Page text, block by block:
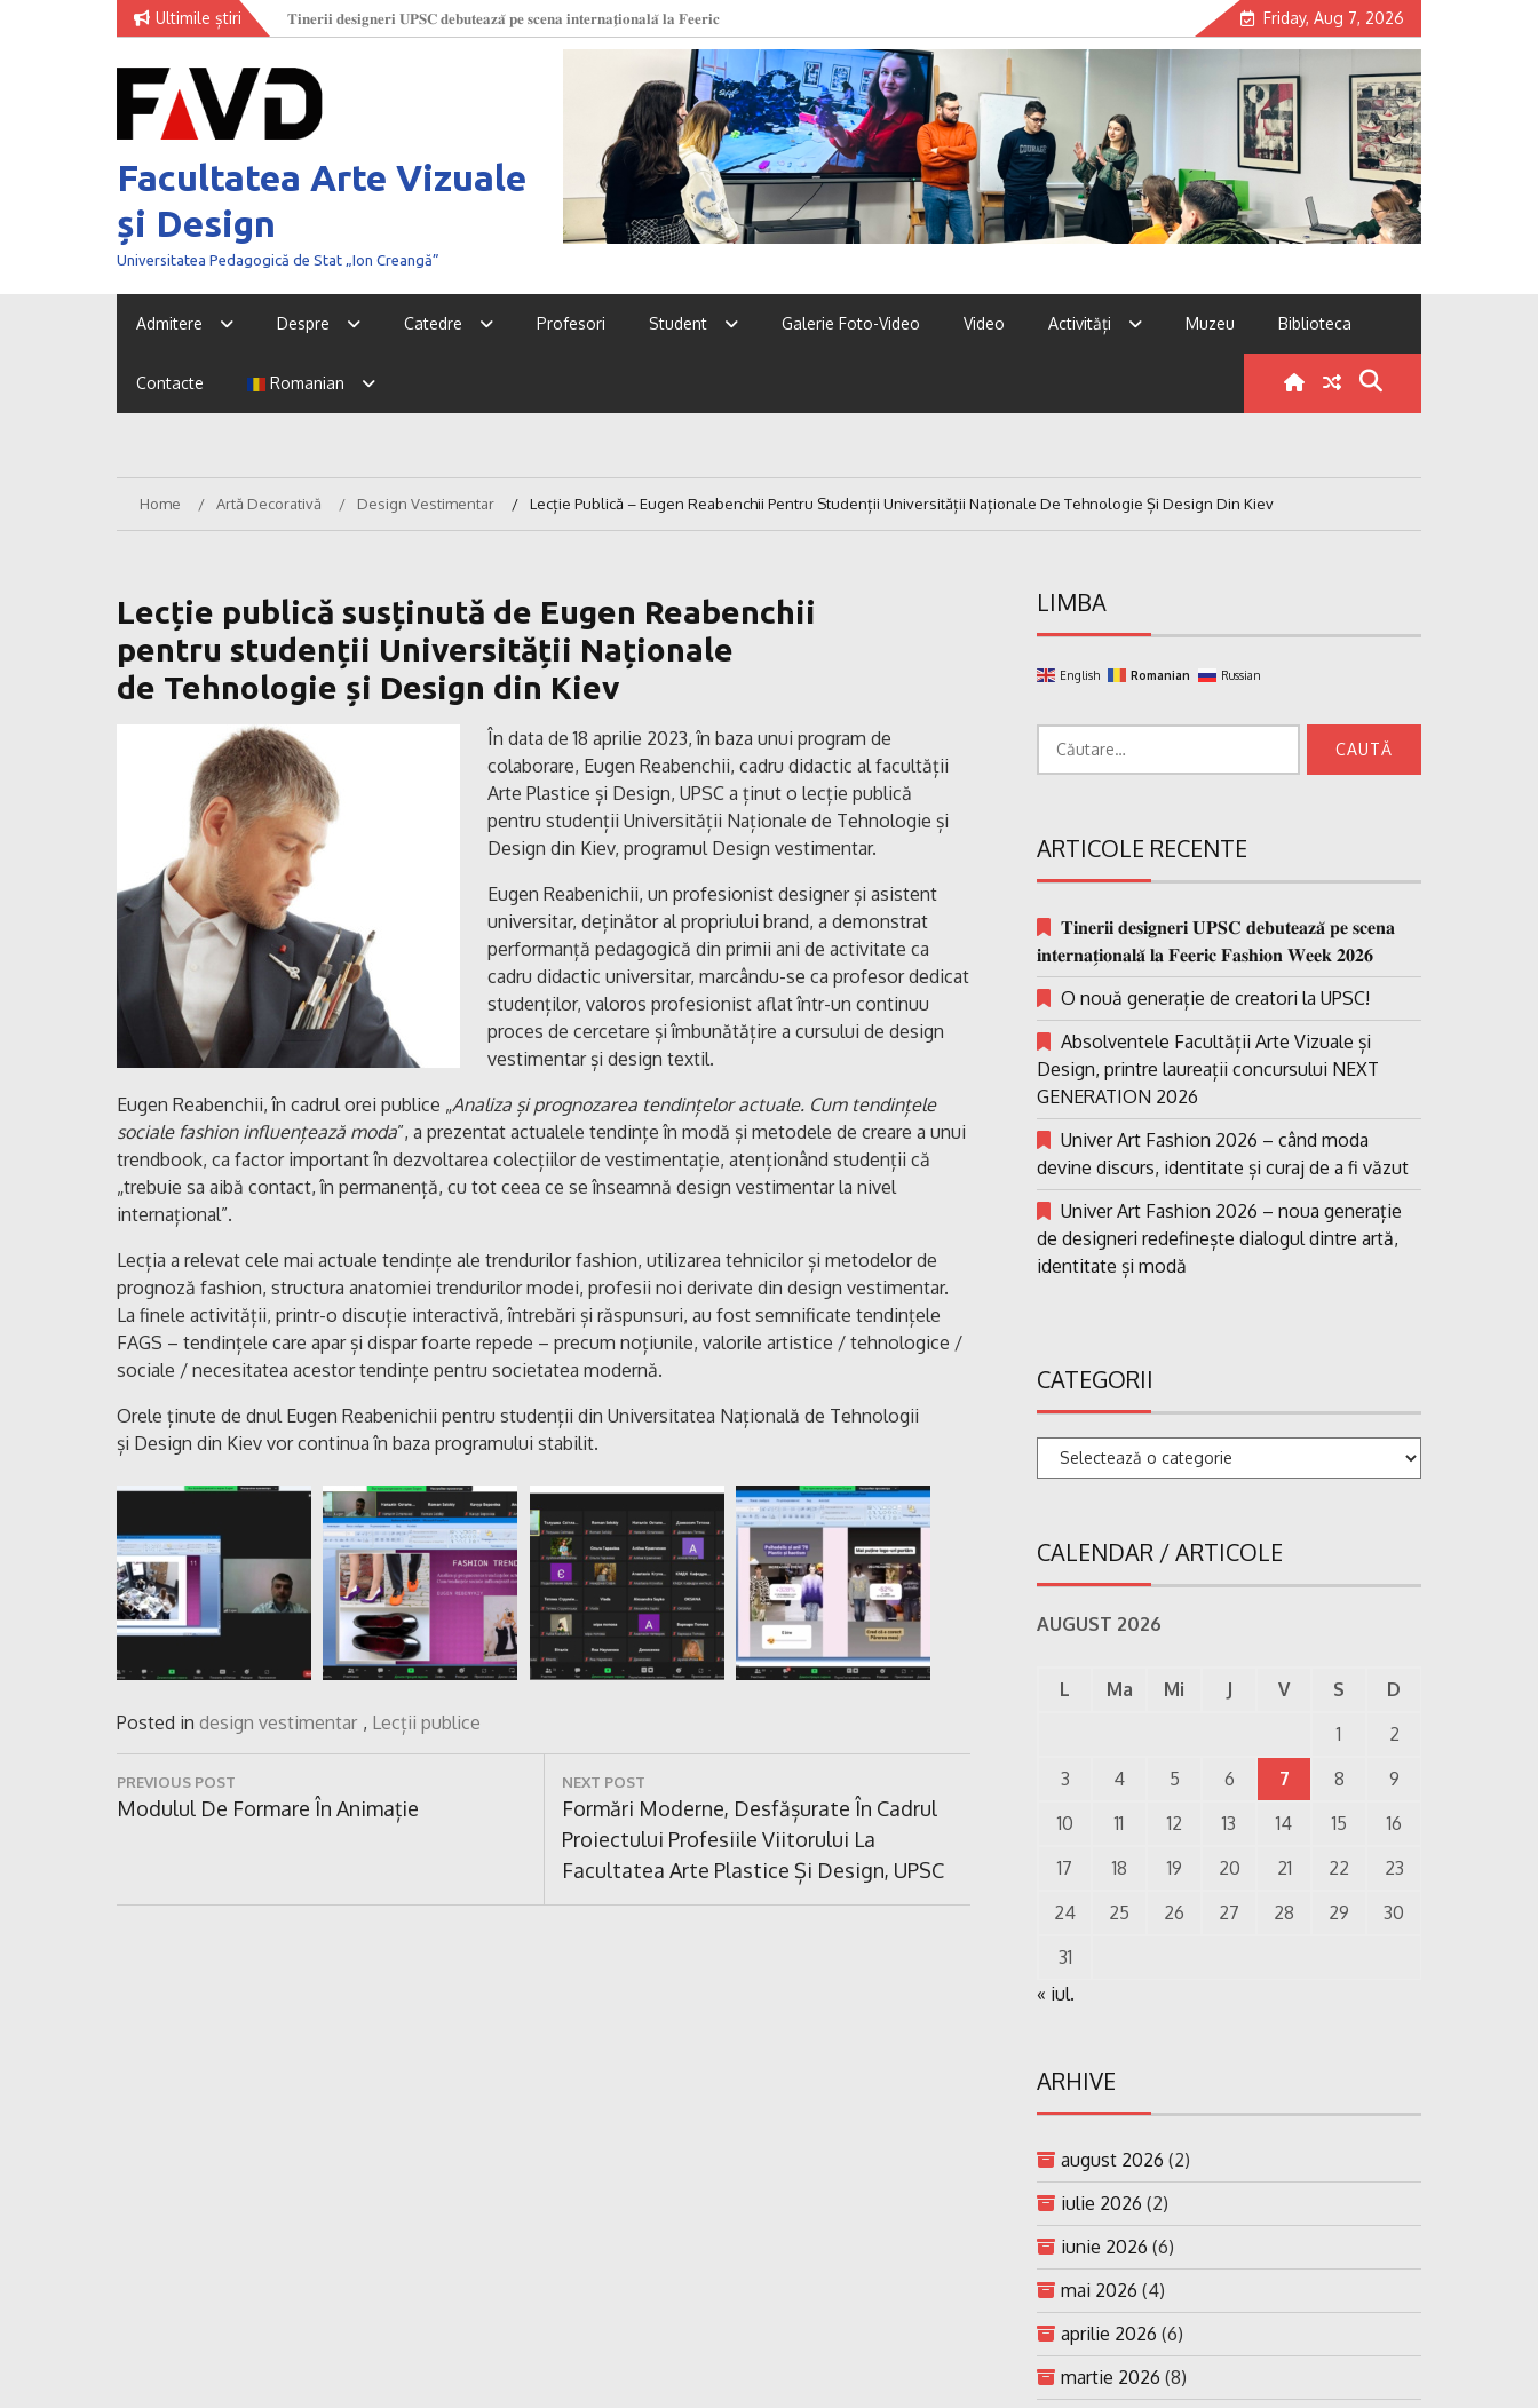
Ultimile știri
𝐓𝐢𝐧𝐞𝐫𝐢𝐢 𝐝𝐞𝐬𝐢𝐠𝐧𝐞𝐫𝐢 𝐔𝐏𝐒𝐂 𝐝𝐞𝐛𝐮𝐭𝐞𝐚𝐳𝐚̆ 𝐩𝐞 𝐬𝐜𝐞𝐧𝐚 𝐢𝐧𝐭𝐞𝐫𝐧𝐚𝐭̗𝐢𝐨𝐧𝐚𝐥𝐚̆ 𝐥𝐚 𝐅𝐞𝐞𝐫𝐢𝐜
𝐅𝐚𝐬𝐡𝐢𝐨𝐧 𝐖𝐞𝐞𝐤 𝟐𝟎𝟐𝟔
O nouă generație de creatori la UPSC! Friday, Aug 7, 2026
Facultatea Arte Vizuale
și Design
Universitatea Pedagogică de Stat „Ion Creangă”
Admitere Despre Catedre Profesori Student Galerie Foto-Video Video Activități Muzeu Biblioteca
Contacte Romanian
Home Artă Decorativă Design Vestimentar Lecție Publică – Eugen Reabenchii Pentru Studenții Universității Naționale De Tehnologie Și Design Din Kiev
Lecție publică susținută de Eugen Reabenchii
pentru studenții Universității Naționale
de Tehnologie și Design din Kiev
În data de 18 aprilie 2023, în baza unui program de
colaborare, Eugen Reabenchii, cadru didactic al facultății
Arte Plastice și Design, UPSC a ținut o lecție publică
pentru studenții Universității Naționale de Tehnologie și
Design din Kiev, programul Design vestimentar.
Eugen Reabenichii, un profesionist designer și asistent
universitar, deținător al propriului brand, a demonstrat
performanță pedagogică din primii ani de activitate ca
cadru didactic universitar, marcându-se ca profesor dedicat
studenților, valoros profesionist aflat într-un continuu
proces de cercetare și îmbunătățire a cursului de design
vestimentar și design textil.
Eugen Reabenchii, în cadrul orei publice „Analiza și prognozarea tendințelor actuale. Cum tendințele
sociale fashion influențează moda”, a prezentat actualele tendințe în modă și metodele de creare a unui
trendbook, ca factor important în dezvoltarea colecțiilor de vestimentație, atenționând studenții că
„trebuie sa aibă contact, în permanență, cu tot ceea ce se înseamnă design vestimentar la nivel
internațional”.
Lecția a relevat cele mai actuale tendințe ale trendurilor fashion, utilizarea tehnicilor și metodelor de
prognoză fashion, structura anatomiei trendurilor modei, profesii noi derivate din design vestimentar.
La finele activității, printr-o discuție interactivă, întrebări și răspunsuri, au fost semnificate tendințele
FAGS – tendințele care apar și dispar foarte repede – precum noțiunile, valorile artistice / tehnologice /
sociale / necesitatea acestor tendințe pentru societatea modernă.
Orele ținute de dnul Eugen Reabenichii pentru studenții din Universitatea Națională de Tehnologii
și Design din Kiev vor continua în baza programului stabilit.
Posted in design vestimentar , Lecții publice
Navigare
în
PREVIOUS POST
Previous
Modulul De Formare În Animație
NEXT POST
Next
Post:
Formări Moderne, Desfășurate În Cadrul
Proiectului Profesiile Viitorului La
Facultatea Arte Plastice Și Design, UPSC
LIMBA
English Romanian Russian
ARTICOLE RECENTE
𝐓𝐢𝐧𝐞𝐫𝐢𝐢 𝐝𝐞𝐬𝐢𝐠𝐧𝐞𝐫𝐢 𝐔𝐏𝐒𝐂 𝐝𝐞𝐛𝐮𝐭𝐞𝐚𝐳𝐚̆ 𝐩𝐞 𝐬𝐜𝐞𝐧𝐚
𝐢𝐧𝐭𝐞𝐫𝐧𝐚𝐭̗𝐢𝐨𝐧𝐚𝐥𝐚̆ 𝐥𝐚 𝐅𝐞𝐞𝐫𝐢𝐜 𝐅𝐚𝐬𝐡𝐢𝐨𝐧 𝐖𝐞𝐞𝐤 𝟐𝟎𝟐𝟔
O nouă generație de creatori la UPSC!
Absolventele Facultății Arte Vizuale și
Design, printre laureații concursului NEXT
GENERATION 2026
Univer Art Fashion 2026 – când moda
devine discurs, identitate și curaj de a fi văzut
Univer Art Fashion 2026 – noua generație
de designeri redefinește dialogul dintre artă,
identitate și modă
CATEGORII
Categorii
CALENDAR / ARTICOLE
AUGUST 2026
L Ma Mi J V S
D
1
2
3
4 5 6 7 8
9
10
11 12 13 14 15
16
17
18 19 20 21 22
23
24
25 26 27 28 29
30
31
« iul.
ARHIVE
august 2026 (2)
iulie 2026 (2)
iunie 2026 (6)
mai 2026 (4)
aprilie 2026 (6)
martie 2026 (8)